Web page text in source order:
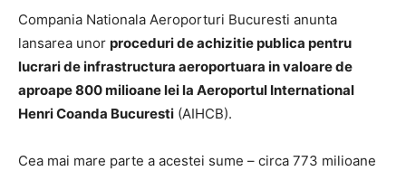
Compania Nationala Aeroporturi Bucuresti anunta
lansarea unor proceduri de achizitie publica pentru
lucrari de infrastructura aeroportuara in valoare de
aproape 800 milioane lei la Aeroportul International
Henri Coanda Bucuresti (AIHCB).
Cea mai mare parte a acestei sume – circa 773 milioane